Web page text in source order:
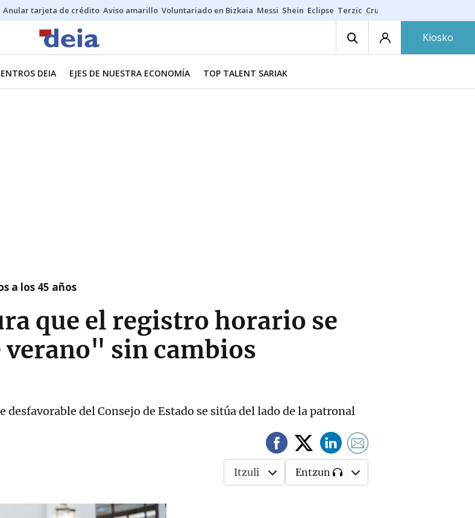
Anular tarjeta de crédito Aviso amarillo Voluntariado en Bizkaia Messi Shein Eclipse Terzic Cruz Gorbeia
Kiosko
DEIA EJES DE NUESTRA ECONOMÍA TOP TALENT SARIAK
a los 45 años
que el registro horario se
sin cambios
del Consejo de Estado se sitúa del lado de la patronal
Itzuli Entzun